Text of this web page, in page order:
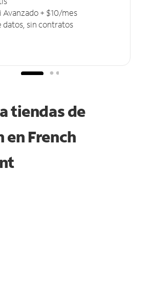
Avanzado + $10/mes
datos, sin contratos
tiendas de
en French